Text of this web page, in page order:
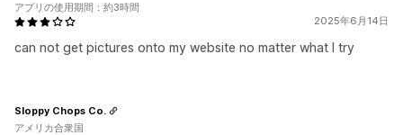
2025年6月14日
can not get pictures onto my website no matter what I try
アプリの使用期間：約3時間
Sloppy Chops Co.
アメリカ合衆国